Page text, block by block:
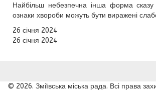
Найбільш небезпечна інша форма
ознаки хвороби можуть бути виражені
26 січня 2024
26 січня 2024
© 2026. Зміївська міська рада. Всі права